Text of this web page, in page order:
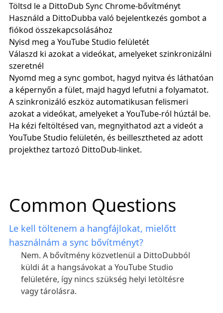
Töltsd le a DittoDub Sync Chrome-bővítményt
Használd a DittoDubba való bejelentkezés gombot a
fiókod összekapcsolásához
Nyisd meg a YouTube Studio felületét
Válaszd ki azokat a videókat, amelyeket szinkronizálni
szeretnél
Nyomd meg a sync gombot, hagyd nyitva és láthatóan
a képernyőn a fület, majd hagyd lefutni a folyamatot.
A szinkronizáló eszköz automatikusan felismeri
azokat a videókat, amelyeket a YouTube-ról húztál be.
Ha kézi feltöltésed van, megnyithatod azt a videót a
YouTube Studio felületén, és beillesztheted az adott
projekthez tartozó DittoDub-linket.
Common Questions
Le kell töltenem a hangfájlokat, mielőtt
használnám a sync bővítményt?
Nem. A bővítmény közvetlenül a DittoDubból
küldi át a hangsávokat a YouTube Studio
felületére, így nincs szükség helyi letöltésre
vagy tárolásra.